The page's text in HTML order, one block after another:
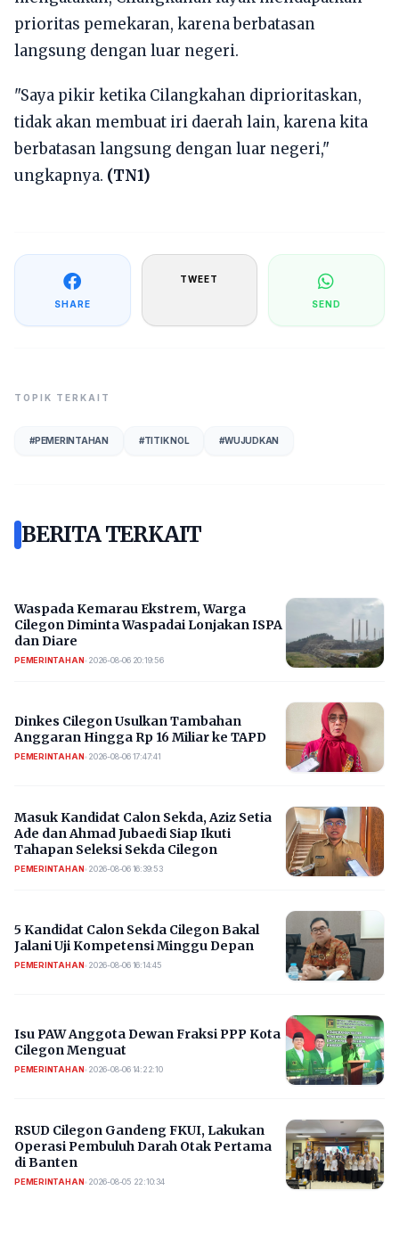
prioritas pemekaran, karena berbatasan
langsung dengan luar negeri.
"Saya pikir ketika Cilangkahan diprioritaskan,
tidak akan membuat iri daerah lain, karena kita
berbatasan langsung dengan luar negeri,"
ungkapnya. (TN1)
SHARE
TWEET
SEND
TOPIK TERKAIT
#PEMERINTAHAN #TITIK NOL #WUJUDKAN
BERITA TERKAIT
Waspada Kemarau Ekstrem, Warga
Cilegon Diminta Waspadai Lonjakan ISPA
dan Diare
PEMERINTAHAN• 2026-08-06 20:19:56
Dinkes Cilegon Usulkan Tambahan
Anggaran Hingga Rp 16 Miliar ke TAPD
PEMERINTAHAN• 2026-08-06 17:47:41
Masuk Kandidat Calon Sekda, Aziz Setia
Ade dan Ahmad Jubaedi Siap Ikuti
Tahapan Seleksi Sekda Cilegon
PEMERINTAHAN• 2026-08-06 16:39:53
5 Kandidat Calon Sekda Cilegon Bakal
Jalani Uji Kompetensi Minggu Depan
PEMERINTAHAN• 2026-08-06 16:14:45
Isu PAW Anggota Dewan Fraksi PPP Kota
Cilegon Menguat
PEMERINTAHAN• 2026-08-06 14:22:10
RSUD Cilegon Gandeng FKUI, Lakukan
Operasi Pembuluh Darah Otak Pertama
di Banten
PEMERINTAHAN• 2026-08-05 22:10:34